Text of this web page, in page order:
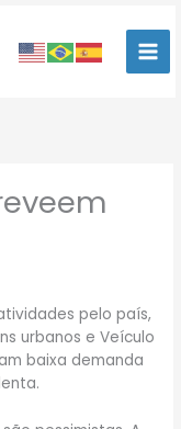
pelo país,
urbanos e Veículo
baixa demanda